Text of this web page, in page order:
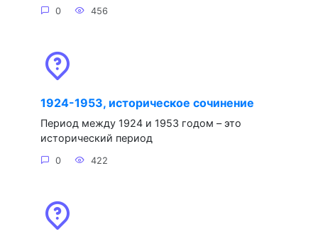
0 456
1924-1953, историческое сочинение
Период между 1924 и 1953 годом – это
исторический период
0 422